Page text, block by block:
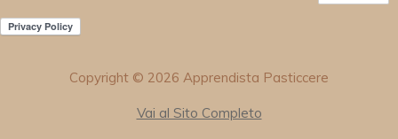
Copyright © 2026 Apprendista Pasticcere
Vai al Sito Completo